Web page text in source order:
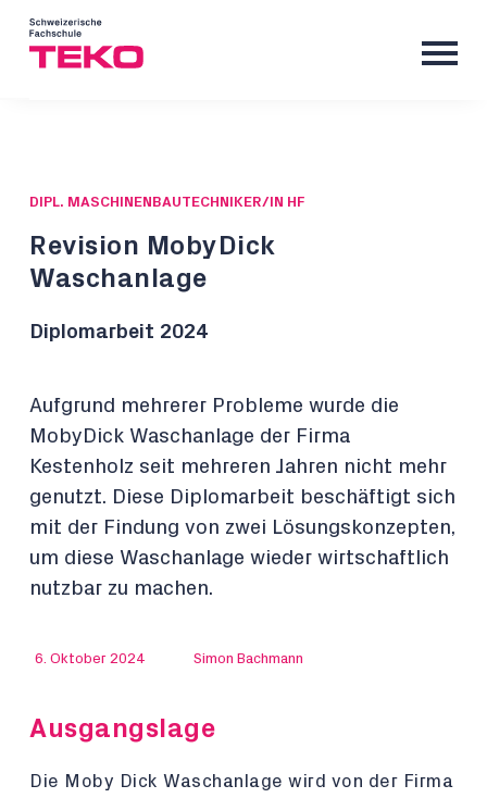
DIPL. MASCHINENBAUTECHNIKER/IN HF
Revision MobyDick
Waschanlage
Diplomarbeit 2024
Aufgrund mehrerer Probleme wurde die
MobyDick Waschanlage der Firma
Kestenholz seit mehreren Jahren nicht mehr
genutzt. Diese Diplomarbeit beschäftigt sich
mit der Findung von zwei Lösungskonzepten,
um diese Waschanlage wieder wirtschaftlich
nutzbar zu machen.
6. Oktober 2024 Simon Bachmann
Ausgangslage
Die Moby Dick Waschanlage wird von der Firma